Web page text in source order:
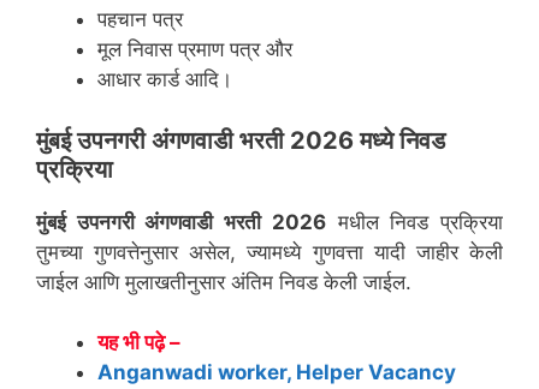
पहचान पत्र
मूल निवास प्रमाण पत्र और
आधार कार्ड आदि।
मुंबई उपनगरीअंगणवाडी भरती 2026 मध्ये निवड
प्रक्रिया
मुंबई उपनगरीअंगणवाडी भरती 2026मधील निवड प्रक्रिया
तुमच्या गुणवत्तेनुसार असेल, ज्यामध्ये गुणवत्ता यादी जाहीर केली
जाईल आणि मुलाखतीनुसार अंतिम निवड केली जाईल.
यह भी पढ़े –
Anganwadi worker, Helper Vacancy